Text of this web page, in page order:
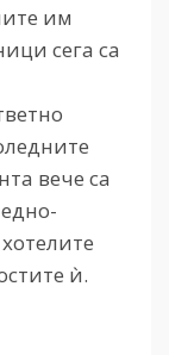
им
сега са
вече са
ѝ.